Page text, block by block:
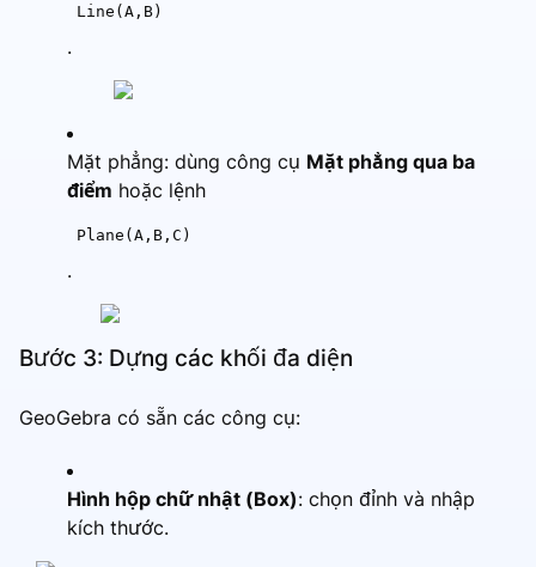
Line(A,B)
.
Mặt phẳng: dùng công cụ Mặt phẳng qua ba
điểm hoặc lệnh
Plane(A,B,C)
.
Bước 3: Dựng các khối đa diện
GeoGebra có sẵn các công cụ:
Hình hộp chữ nhật (Box): chọn đỉnh và nhập
kích thước.